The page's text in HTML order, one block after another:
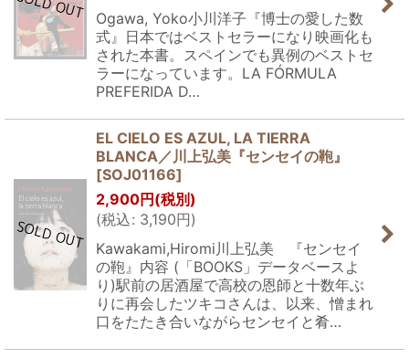
Ogawa, Yoko小川洋子『博士の愛した数
式』日本ではベストセラーになり映画化も
された本書。スペインでも異例のベストセ
ラーになっています。LA FÓRMULA
PREFERIDA D…
EL CIELO ES AZUL, LA TIERRA
BLANCA／川上弘美『センセイの鞄』
[SOJ01166]
2,900円 (税別)
(税込: 3,190円)
Kawakami,Hiromi川上弘美 『センセイ
の鞄』内容 (「BOOKS」データベースよ
り)駅前の居酒屋で高校の恩師と十数年ぶ
りに再会したツキコさんは、以来、憎まれ
口をたたき合いながらセンセイと肴…